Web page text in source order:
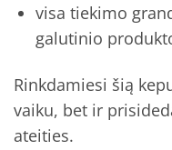
visa tiekimo
galutinio
Rinkdamiesi šią
vaiku, bet ir
ateities.